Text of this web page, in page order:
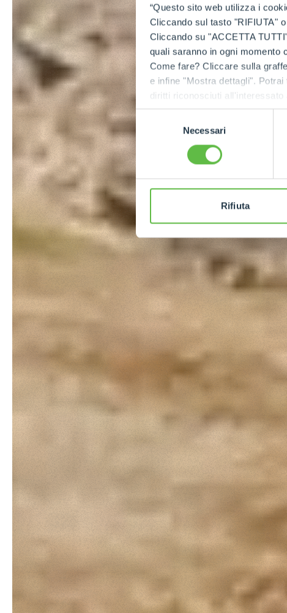
“Questo sito web utilizza i
Cliccando sul tasto "RIFIUTA"
Cliccando su "ACCETTA
quali saranno in ogni momento
Come fare? Cliccare sulla
e infine "Mostra dettagli".
diritti riconosciuti
apposita procedura.
Selezione
Necessari
Rifiuta